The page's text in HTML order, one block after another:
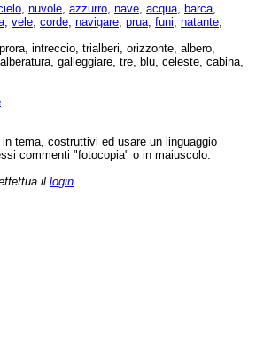
nuvole azzurro nave acqua barca
vele corde navigare prua funi natante
intreccio, trialberi, orizzonte, albero,
galleggiare, tre, blu, celeste, cabina,
in tema, costruttivi ed usare un linguaggio
commenti "fotocopia" o in maiuscolo.
il login